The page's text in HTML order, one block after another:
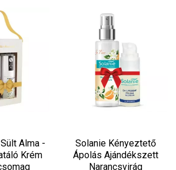
Alma -
Krém
Solanie Kényeztető
Ápolás Ajándékszett
Narancsvirág